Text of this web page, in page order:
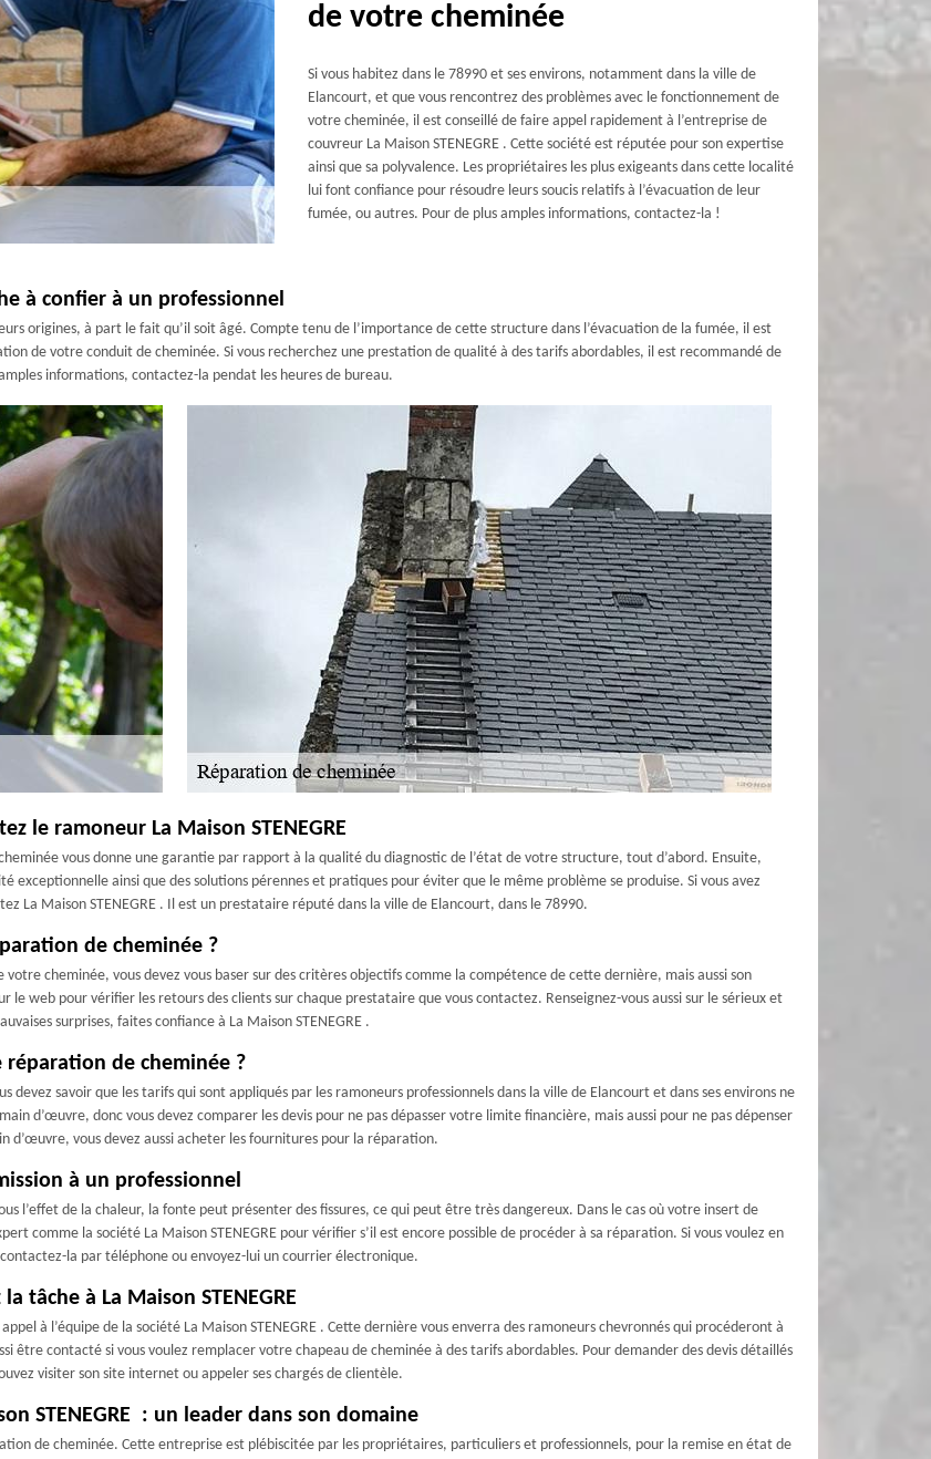
de votre cheminée
Si vous habitez dans le 78990 et ses environs, notamment dans la ville de
Elancourt, et que vous rencontrez des problèmes avec le fonctionnement de
votre cheminée, il est conseillé de faire appel rapidement à l’entreprise de
couvreur La Maison STENEGRE . Cette société est réputée pour son expertise
ainsi que sa polyvalence. Les propriétaires les plus exigeants dans cette localité
lui font confiance pour résoudre leurs soucis relatifs à l’évacuation de leur
fumée, ou autres. Pour de plus amples informations, contactez-la !
à confier à un professionnel
origines, à part le fait qu’il soit âgé. Compte tenu de l’importance de cette structure dans l’évacuation de la fumée, il est
de votre conduit de cheminée. Si vous recherchez une prestation de qualité à des tarifs abordables, il est recommandé de
informations, contactez-la pendat les heures de bureau.
le ramoneur La Maison STENEGRE
vous donne une garantie par rapport à la qualité du diagnostic de l’état de votre structure, tout d’abord. Ensuite,
exceptionnelle ainsi que des solutions pérennes et pratiques pour éviter que le même problème se produise. Si vous avez
La Maison STENEGRE . Il est un prestataire réputé dans la ville de Elancourt, dans le 78990.
de cheminée ?
cheminée, vous devez vous baser sur des critères objectifs comme la compétence de cette dernière, mais aussi son
le web pour vérifier les retours des clients sur chaque prestataire que vous contactez. Renseignez-vous aussi sur le sérieux et
surprises, faites confiance à La Maison STENEGRE .
réparation de cheminée ?
savoir que les tarifs qui sont appliqués par les ramoneurs professionnels dans la ville de Elancourt et dans ses environs ne
d’œuvre, donc vous devez comparer les devis pour ne pas dépasser votre limite financière, mais aussi pour ne pas dépenser
d’œuvre, vous devez aussi acheter les fournitures pour la réparation.
à un professionnel
l’effet de la chaleur, la fonte peut présenter des fissures, ce qui peut être très dangereux. Dans le cas où votre insert de
comme la société La Maison STENEGRE pour vérifier s’il est encore possible de procéder à sa réparation. Si vous voulez en
la par téléphone ou envoyez-lui un courrier électronique.
tâche à La Maison STENEGRE
à l’équipe de la société La Maison STENEGRE . Cette dernière vous enverra des ramoneurs chevronnés qui procéderont à
être contacté si vous voulez remplacer votre chapeau de cheminée à des tarifs abordables. Pour demander des devis détaillés
visiter son site internet ou appeler ses chargés de clientèle.
STENEGRE : un leader dans son domaine
de cheminée. Cette entreprise est plébiscitée par les propriétaires, particuliers et professionnels, pour la remise en état de